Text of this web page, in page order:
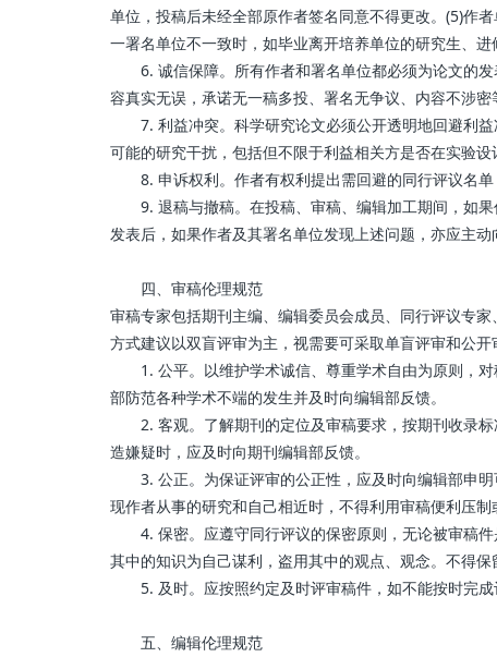
单位，投稿后未经全部原作者签名同意不得更改。(5)作
一署名单位不一致时，如毕业离开培养单位的研究生、
6. 诚信保障。所有作者和署名单位都必须为论文的发
容真实无误，承诺无一稿多投、署名无争议、内容不涉密
7. 利益冲突。科学研究论文必须公开透明地回避利益
可能的研究干扰，包括但不限于利益相关方是否在实验
8. 申诉权利。作者有权利提出需回避的同行评议名单
9. 退稿与撤稿。在投稿、审稿、编辑加工期间，如果
发表后，如果作者及其署名单位发现上述问题，亦应主动
四、审稿伦理规范
审稿专家包括期刊主编、编辑委员会成员、同行评议专
方式建议以双盲评审为主，视需要可采取单盲评审和公开
1. 公平。以维护学术诚信、尊重学术自由为原则，对
部防范各种学术不端的发生并及时向编辑部反馈。
2. 客观。了解期刊的定位及审稿要求，按期刊收录标
造嫌疑时，应及时向期刊编辑部反馈。
3. 公正。为保证评审的公正性，应及时向编辑部申明
现作者从事的研究和自己相近时，不得利用审稿便利压
4. 保密。应遵守同行评议的保密原则，无论被审稿件
其中的知识为自己谋利，盗用其中的观点、观念。不得
5. 及时。应按照约定及时评审稿件，如不能按时完成
五、编辑伦理规范